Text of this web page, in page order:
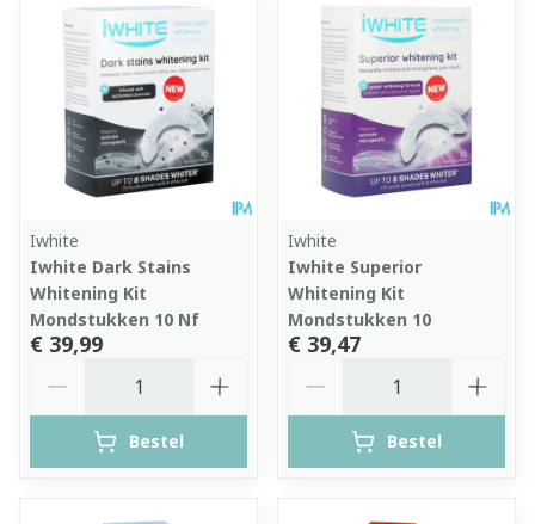
Iwhite
Iwhite Dark Stains
Whitening Kit
Mondstukken 10 Nf
€ 39,99
Bestel
Iwhite
Iwhite Superior
Whitening Kit
Mondstukken 10
€ 39,47
Bestel